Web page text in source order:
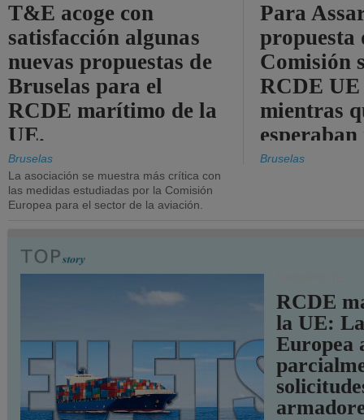
T&E acoge con
satisfacción algunas
nuevas propuestas de
Bruselas para el
RCDE marítimo de la
UE.
Bruselas
La asociación se muestra más crítica con
las medidas estudiadas por la Comisión
Europea para el sector de la aviación.
Para
propuesta
Comisión
RCDE
mientras
más
Bruselas
RCDE
la UE:
Europea